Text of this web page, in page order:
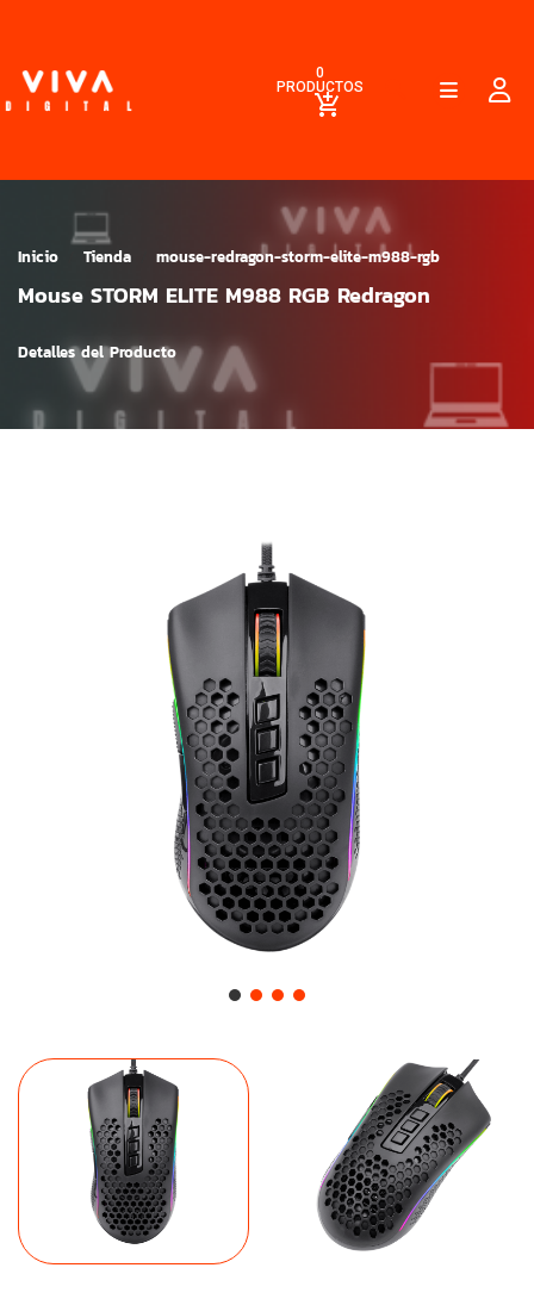
0
PRODUCTOS
Inicio Tienda mouse-redragon-storm-elite-m988-rgb
Mouse STORM ELITE M988 RGB Redragon
Detalles del Producto